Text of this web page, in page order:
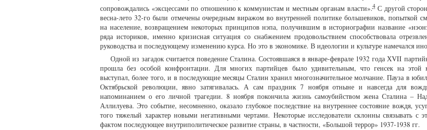
сопровождались «эксцессами по отношению к коммунистам и местным органам власти».4С другой
весна-лето 32-го были отмечены очередным виражом во внутренней политике большевиков, попыткой
на население, возвращением некоторых принципов нэпа, получившим в историографии название
ряда историков, именно кризисная ситуация со снабжением продовольствием способствовала
руководства и последующему изменению курса. Но это в экономике. В идеологии и культуре намечался
Одной из загадок считается поведение Сталина. Состоявшаяся в январе-феврале 1932 года ХVII
прошла без особой конфронтации. Для многих партийцев было удивительным, что генсек на этой
выступал, более того, и в последующие месяцы Сталин хранил многозначительное молчание. Пауза в
Октябрьской революции, явно затягивалась. А сам праздник 7 ноября отныне и навсегда для
напоминанием о его личной трагедии. 8 ноября покончила жизнь самоубийством жена Сталина –
Аллилуева. Это событие, несомненно, оказало глубокое последствие на внутреннее состояние вождя,
того тяжелый характер новыми негативными чертами. Некоторые исследователи склонны связывать с
фактом последующее внутриполитическое развитие страны, в частности, «Большой террор» 1937-1938 гг.